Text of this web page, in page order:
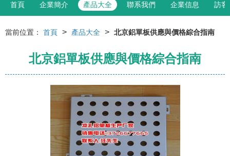
首頁 企業簡介 產品大全 聯系我們 企業信息 訪客
當前位置： 首頁 > 產品大全 > 北京鋁單板供應與價格綜合指南
北京鋁單板供應與價格綜合指南